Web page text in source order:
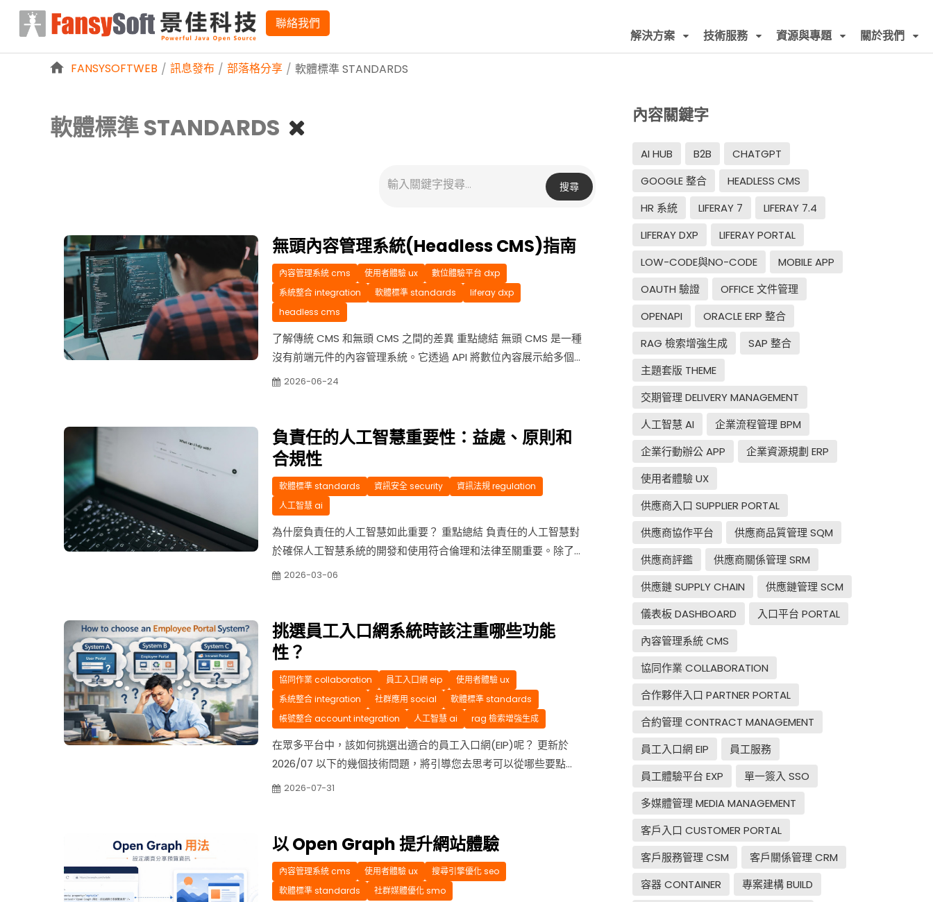
略過到內容
聯絡我們
解決方案
技術服務 資源與專題 關於我們
FANSYSOFTWEB / 訊息發布 / 部落格分享 / 軟體標準 STANDARDS
軟體標準 STANDARDS
搜尋
無頭內容管理系統(Headless CMS)指南
內容管理系統 cms 使用者體驗 ux
數位體驗平台 dxp
系統整合 integration
軟體標準 standards
liferay dxp
headless cms
了解傳統 CMS 和無頭 CMS 之間的差異 重點總結 無頭 CMS 是一種
沒有前端元件的內容管理系統。它透過 API 將數位內容展示給多個
平台、管道、行動應用和其他使用者介面。 無頭解決方案的優勢包
2026-06-24
負責任的人工智慧重要性：益處、原則和
合規性
軟體標準 standards 資訊安全 security
資訊法規 regulation
人工智慧 ai
為什麼負責任的人工智慧如此重要？ 重點總結 負責任的人工智慧對
於確保人工智慧系統的開發和使用符合倫理和法律至關重要。除了
確保合規性之外，負責任的人工智慧還能帶來經濟效益並建立更大
何滿足監管要求。 ...
2026-03-06
挑選員工入口網系統時該注重哪些功能
性？
協同作業 collaboration 員工入口網 eip
使用者體驗 ux
系統整合 integration
社群應用 social
軟體標準 standards
帳號整合 account integration
人工智慧 ai rag 檢索增強生成
在眾多平台中，該如何挑選出適合的員工入口網(EIP)呢？ 更新於
2026/07 以下的幾個技術問題，將引導您去思考可以從哪些要點來
進行入口網的評估，希望這些實用的技巧與見解的推薦，能幫助您
2026-07-31
以 Open Graph 提升網站體驗
內容管理系統 cms 使用者體驗 ux
搜尋引擎優化 seo
軟體標準 standards
社群媒體優化 smo
內容關鍵字
AI HUB B2B
CHATGPT
GOOGLE 整合
HEADLESS CMS
HR 系統
LIFERAY 7
LIFERAY 7.4
LIFERAY DXP
LIFERAY PORTAL
LOW-CODE與NO-CODE
MOBILE APP
OAUTH 驗證
OFFICE 文件管理
OPENAPI
ORACLE ERP 整合
RAG 檢索增強生成
SAP 整合
主題套版 THEME
交期管理 DELIVERY MANAGEMENT
人工智慧 AI
企業流程管理 BPM
企業行動辦公 APP
企業資源規劃 ERP
使用者體驗 UX
供應商入口 SUPPLIER PORTAL
供應商協作平台
供應商品質管理 SQM
供應商評鑑
供應商關係管理 SRM
供應鏈 SUPPLY CHAIN
供應鏈管理 SCM
儀表板 DASHBOARD
入口平台 PORTAL
內容管理系統 CMS
協同作業 COLLABORATION
合作夥伴入口 PARTNER PORTAL
合約管理 CONTRACT MANAGEMENT
員工入口網 EIP
員工服務
員工體驗平台 EXP
單一簽入 SSO
多媒體管理 MEDIA MANAGEMENT
客戶入口 CUSTOMER PORTAL
客戶服務管理 CSM
客戶關係管理 CRM
容器 CONTAINER
專案建構 BUILD